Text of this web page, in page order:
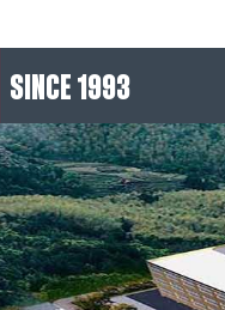
SINCE 1993